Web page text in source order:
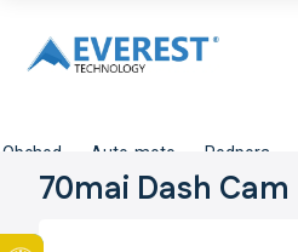
obsah
Obchod Auto-moto Podpora
70mai Dash